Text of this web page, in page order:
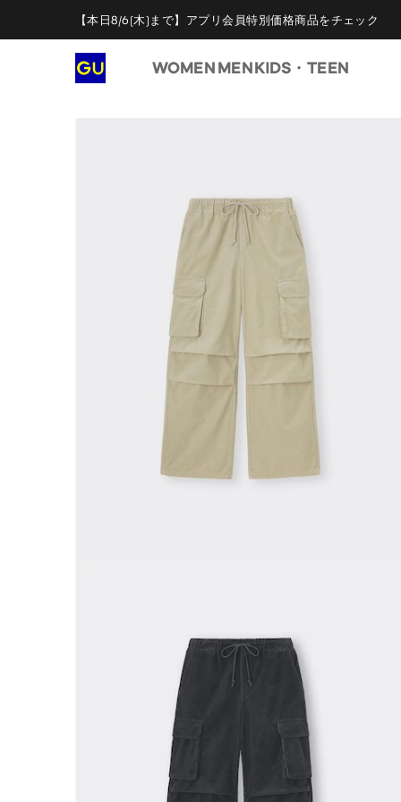
【本日8/6(木)まで】アプリ会員特別価格商品をチェック
WOMEN MENKIDS・TEEN